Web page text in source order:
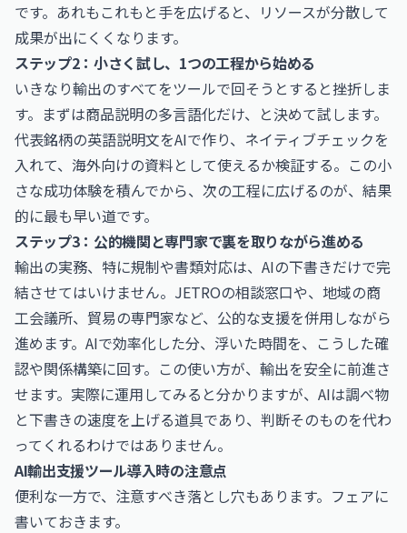
です。あれもこれもと手を広げると、リソースが分散して
成果が出にくくなります。
ステップ2：小さく試し、1つの工程から始める
いきなり輸出のすべてをツールで回そうとすると挫折しま
す。まずは商品説明の多言語化だけ、と決めて試します。
代表銘柄の英語説明文をAIで作り、ネイティブチェックを
入れて、海外向けの資料として使えるか検証する。この小
さな成功体験を積んでから、次の工程に広げるのが、結果
的に最も早い道です。
ステップ3：公的機関と専門家で裏を取りながら進める
輸出の実務、特に規制や書類対応は、AIの下書きだけで完
結させてはいけません。JETROの相談窓口や、地域の商
工会議所、貿易の専門家など、公的な支援を併用しながら
進めます。AIで効率化した分、浮いた時間を、こうした確
認や関係構築に回す。この使い方が、輸出を安全に前進さ
せます。実際に運用してみると分かりますが、AIは調べ物
と下書きの速度を上げる道具であり、判断そのものを代わ
ってくれるわけではありません。
AI輸出支援ツール導入時の注意点
便利な一方で、注意すべき落とし穴もあります。フェアに
書いておきます。